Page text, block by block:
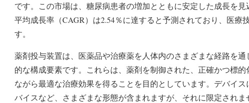
です。この市場は、糖尿病患者の増加とともに安定した成長を
平均成長率（CAGR）は2.54％に達すると予測されており、医療
す。
薬剤投与装置は、医薬品や治療薬を人体内のさまざまな経路を
的な構成要素です。これらは、薬剤を制御された、正確かつ標
ながら最適な治療効果を得ることを目的としています。デバイ
バイスなど、さまざまな形態が含まれますが、それに限定されま